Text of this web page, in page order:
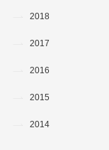
2018
2017
2016
2015
2014